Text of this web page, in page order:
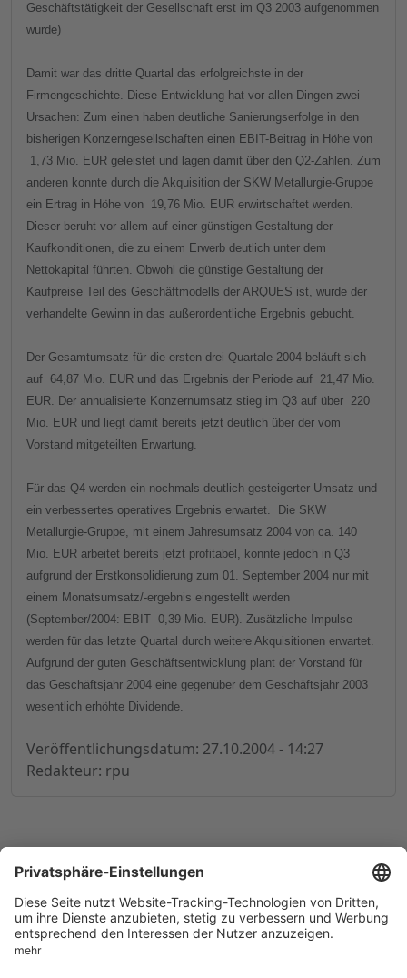
Geschäftstätigkeit der Gesellschaft erst im Q3 2003 aufgenommen
wurde)
Damit war das dritte Quartal das erfolgreichste in der
Firmengeschichte. Diese Entwicklung hat vor allen Dingen zwei
Ursachen: Zum einen haben deutliche Sanierungserfolge in den
bisherigen Konzerngesellschaften einen EBIT-Beitrag in Höhe von
1,73 Mio. EUR geleistet und lagen damit über den Q2-Zahlen. Zum
anderen konnte durch die Akquisition der SKW Metallurgie-Gruppe
ein Ertrag in Höhe von 19,76 Mio. EUR erwirtschaftet werden.
Dieser beruht vor allem auf einer günstigen Gestaltung der
Kaufkonditionen, die zu einem Erwerb deutlich unter dem
Nettokapital führten. Obwohl die günstige Gestaltung der
Kaufpreise Teil des Geschäftmodells der ARQUES ist, wurde der
verhandelte Gewinn in das außerordentliche Ergebnis gebucht.
Der Gesamtumsatz für die ersten drei Quartale 2004 beläuft sich
auf 64,87 Mio. EUR und das Ergebnis der Periode auf 21,47 Mio.
EUR. Der annualisierte Konzernumsatz stieg im Q3 auf über 220
Mio. EUR und liegt damit bereits jetzt deutlich über der vom
Vorstand mitgeteilten Erwartung.
Für das Q4 werden ein nochmals deutlich gesteigerter Umsatz und
ein verbessertes operatives Ergebnis erwartet. Die SKW
Metallurgie-Gruppe, mit einem Jahresumsatz 2004 von ca. 140
Mio. EUR arbeitet bereits jetzt profitabel, konnte jedoch in Q3
aufgrund der Erstkonsolidierung zum 01. September 2004 nur mit
einem Monatsumsatz/-ergebnis eingestellt werden
(September/2004: EBIT 0,39 Mio. EUR). Zusätzliche Impulse
werden für das letzte Quartal durch weitere Akquisitionen erwartet.
Aufgrund der guten Geschäftsentwicklung plant der Vorstand für
das Geschäftsjahr 2004 eine gegenüber dem Geschäftsjahr 2003
wesentlich erhöhte Dividende.
Veröffentlichungsdatum: 27.10.2004 - 14:27
Redakteur: rpu
© 1998-2026by GSC Research GmbH
Datenschutz